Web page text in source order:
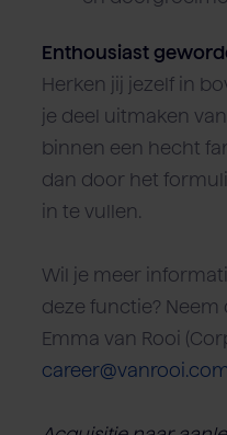
Enthousiast
Herken jij jezelf in
je deel uitmaken
binnen een hecht
dan door het
in te vullen.
Wil je meer
deze functie?
Emma van Rooi